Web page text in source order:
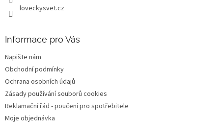
loveckysvet.cz
Informace pro Vás
Napište nám
Obchodní podmínky
Ochrana osobních údajů
Zásady používání souborů cookies
Reklamační řád - poučení pro spotřebitele
Moje objednávka